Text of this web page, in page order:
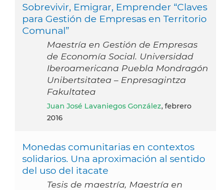
Sobrevivir, Emigrar, Emprender “Claves
para Gestión de Empresas en Territorio
Comunal”
Maestría en Gestión de Empresas
de Economía Social. Universidad
Iberoamericana Puebla Mondragón
Unibertsitatea – Enpresagintza
Fakultatea
Juan José Lavaniegos González, febrero
2016
Monedas comunitarias en contextos
solidarios. Una aproximación al sentido
del uso del itacate
Tesis de maestría, Maestría en